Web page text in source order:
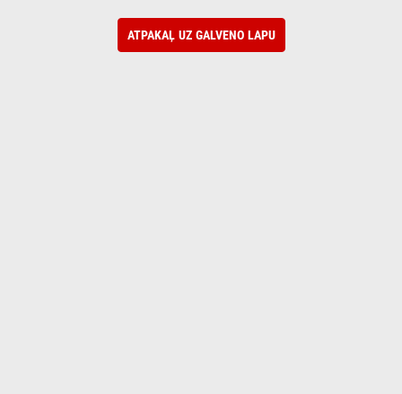
ATPAKAĻ UZ GALVENO LAPU